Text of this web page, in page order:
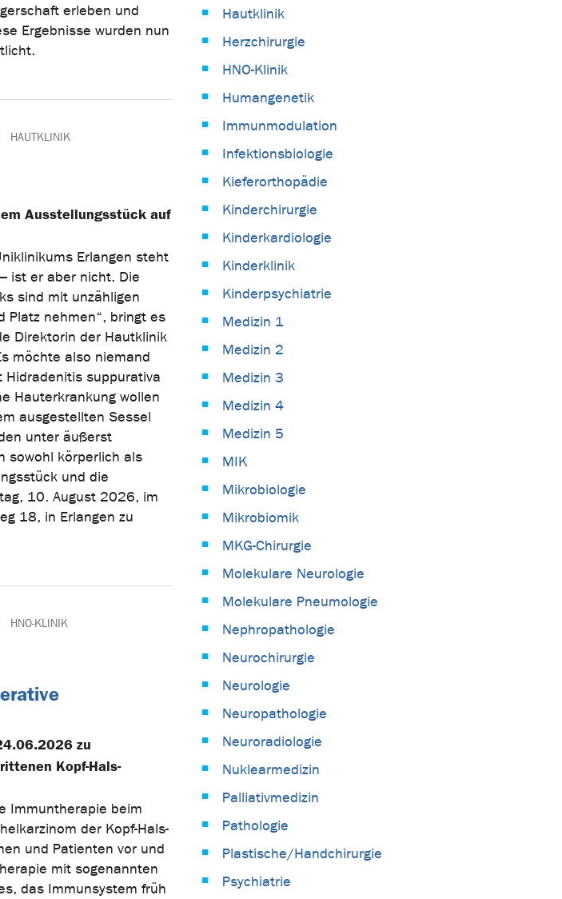
erleben und
Ergebnisse wurden nun
HAUTKLINIK
Ausstellungsstück auf
Erlangen steht
ist er aber nicht. Die
sind mit unzähligen
Platz nehmen“, bringt es
Direktorin der Hautklinik
möchte also niemand
Hidradenitis suppurativa
Hauterkrankung wollen
ausgestellten Sessel
unter äußerst
sowohl körperlich als
und die
10. August 2026, im
18, in Erlangen zu
HNO-KLINIK
zu
Kopf-Hals-
Immuntherapie beim
der Kopf-Hals-
und Patienten vor und
mit sogenannten
das Immunsystem früh
Hautklinik
Herzchirurgie
HNO-Klinik
Humangenetik
Immunmodulation
Infektionsbiologie
Kieferorthopädie
Kinderchirurgie
Kinderkardiologie
Kinderklinik
Kinderpsychiatrie
Medizin 1
Medizin 2
Medizin 3
Medizin 4
Medizin 5
MIK
Mikrobiologie
Mikrobiomik
MKG-Chirurgie
Molekulare Neurologie
Molekulare Pneumologie
Nephropathologie
Neurochirurgie
Neurologie
Neuropathologie
Neuroradiologie
Nuklearmedizin
Palliativmedizin
Pathologie
Plastische/Handchirurgie
Psychiatrie